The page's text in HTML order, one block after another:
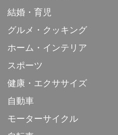
結婚・育児
グルメ・クッキング
ホーム・インテリア
スポーツ
健康・エクササイズ
自動車
モーターサイクル